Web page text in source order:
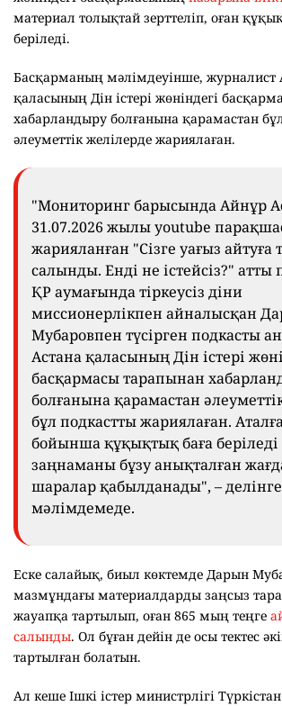
материал толықтай зерттеліп, оған
беріледі.
Басқарманың мәлімдеуінше, журналист
қаласының Дін істері жөніндегі
хабарландыру болғанына қарамастан
әлеуметтік желілерде жариялаған.
"Мониторинг барысында Айнұр
31.07.2026 жылы youtube
жарияланған "Сізге уағыз
салынды. Енді не істейсіз?" атты
ҚР аумағында тіркеусіз діни
миссионерлікпен айналысқан
Мубаровпен түсірген подкасты
Астана қаласының Дін істері
басқармасы тарапынан
болғанына қарамастан
бұл подкастты жариялаған.
бойынша құқықтық баға
заңнаманы бұзу анықталған
шаралар қабылданады", –
мәлімдемеде.
Еске салайық, биыл көктемде Дарын
мазмұндағы материалдарды заңсыз
жауапқа тартылып, оған 865 мың теңге
салынды. Ол бұған дейін де осы тектес
тартылған болатын.
Ал кеше Ішкі істер министрлігі